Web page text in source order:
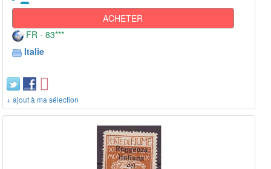
ACHETER
FR - 83***
Italie
+ ajout à ma sélection